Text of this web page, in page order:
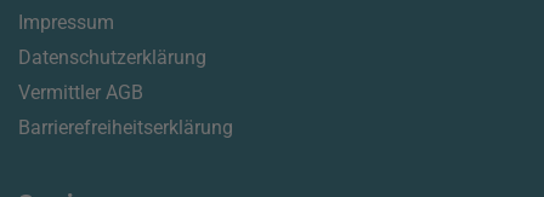
Impressum
Datenschutzerklärung
Vermittler AGB
Barrierefreiheitserklärung